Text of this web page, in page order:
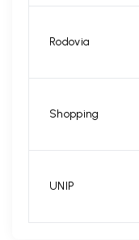
Rodovia
Shopping
UNIP